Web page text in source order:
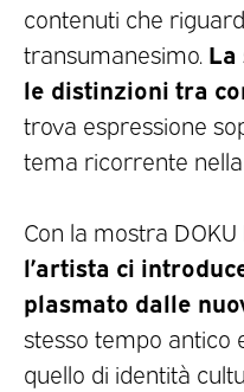
contenuti che
transumanesimo. La
le distinzioni tra
trova espressione
tema ricorrente nella
Con la mostra
l’artista ci
plasmato dalle
stesso tempo antico
quello di identità